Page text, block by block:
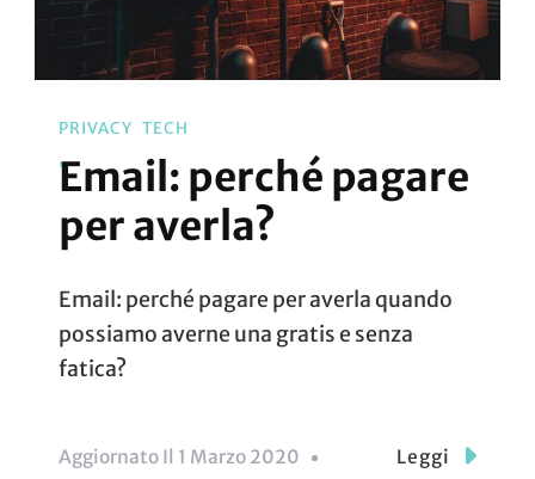
PRIVACY TECH
Email: perché pagare
per averla?
Email: perché pagare per averla quando
possiamo averne una gratis e senza
fatica?
Aggiornato Il 1 Marzo 2020 Leggi